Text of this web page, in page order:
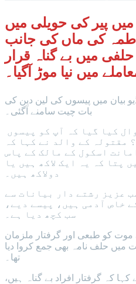
میں پیر کی حویلی میں
کی ماں کی جانب
میں بے گناہ قرار
بیان میں پیسوں کی لین دین کی
بات چیت سامنے آگئی۔
مقتولہ کے والد نے کہا کہ
اسکول کے مالک کے پاس
پتا کہ یہ ایک لاکھ ہیں یا
عزیز رشتے دار بیانات سے
خاص آدمی ہیں، پیسے دیے،
سب کچھ دیا ہے۔
کو طبعی اور گرفتار ملزمان
میں حلف نامہ بھی جمع کروا دیا
کہ گرفتار افراد بے گناہ ہیں،